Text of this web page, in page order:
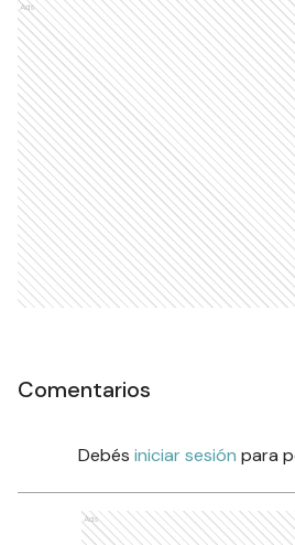
Ads
Comentarios
Debés iniciar sesión para
Ads